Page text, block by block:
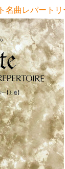
名曲レパート